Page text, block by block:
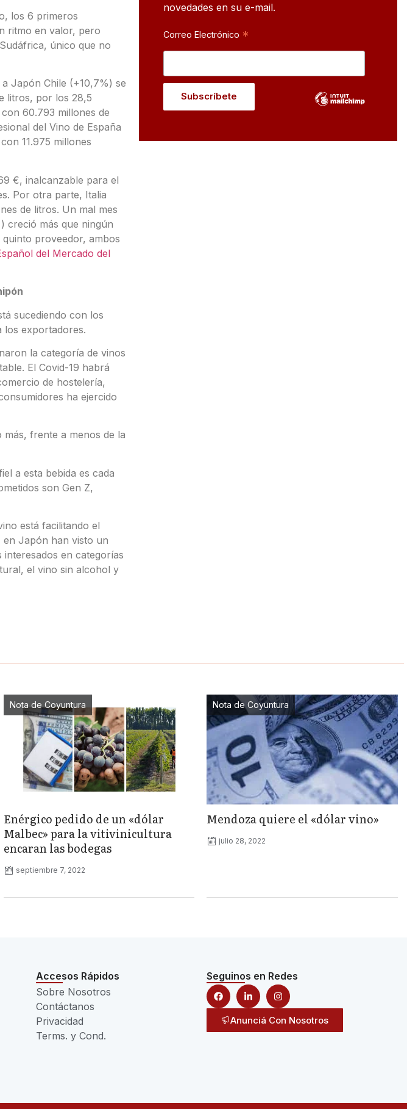
los 6 primeros
ritmo en valor, pero
único que no
Japón Chile (+10,7%) se
litros, por los 28,5
60.793 millones de
del Vino de España
11.975 millones
€, inalcanzable para el
Por otra parte, Italia
de litros. Un mal mes
creció más que ningún
proveedor, ambos
del Mercado del
sucediendo con los
los exportadores.
la categoría de vinos
El Covid-19 habrá
de hostelería,
ha ejercido
más, frente a menos de la
a esta bebida es cada
son Gen Z,
está facilitando el
en Japón han visto un
​​en categorías
el vino sin alcohol y
novedades en su e-mail.
Correo Electrónico *
Nota de Coyuntura
Enérgico pedido de un «dólar
Malbec» para la vitivinicultura
encaran las bodegas
septiembre 7, 2022
Nota de Coyuntura
Mendoza quiere el «dólar vino»
julio 28, 2022
Accesos Rápidos
Sobre Nosotros
Contáctanos
Privacidad
Terms. y Cond.
Seguinos en Redes
Anunciá Con Nosotros